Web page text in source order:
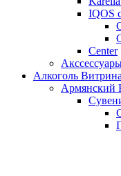
IQOS
Сenter
Алкоголь
Армянский